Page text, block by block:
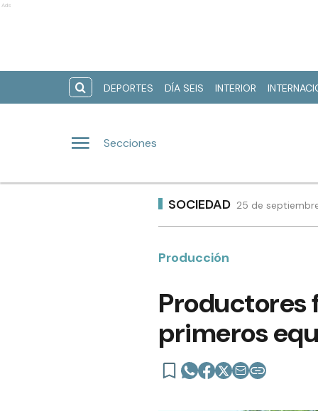
Ads
DEPORTES DÍA SEIS INTERIOR
Secciones
SOCIEDAD 25 de
Producción
Productores
primeros